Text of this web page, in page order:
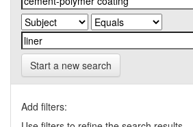
Start a new search
Add filters: